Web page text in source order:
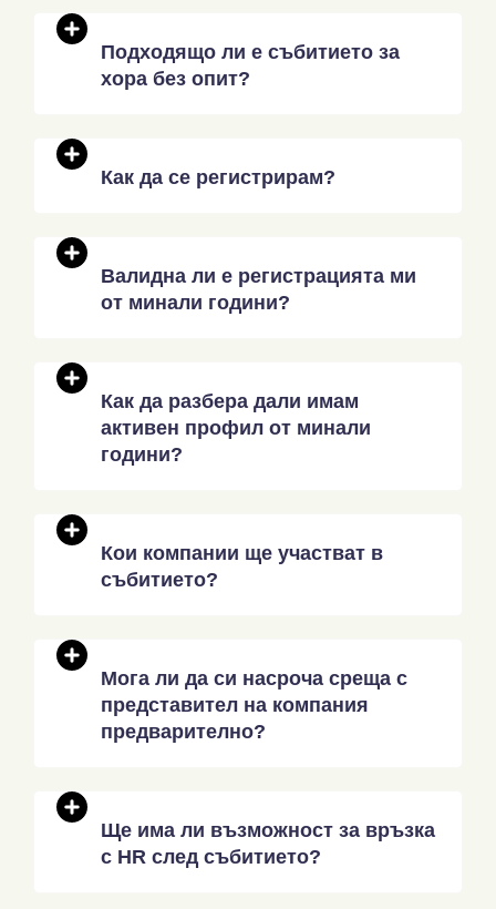
Подходящо ли е събитието за
хора без опит?
Как да се регистрирам?
Валидна ли е регистрацията ми
от минали години?
Как да разбера дали имам
активен профил от минали
години?
Кои компании ще участват в
събитието?
Мога ли да си насроча среща с
представител на компания
предварително?
Ще има ли възможност за връзка
с HR след събитието?